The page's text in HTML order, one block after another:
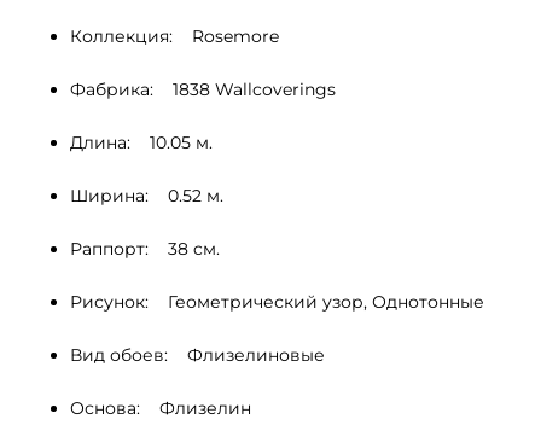
Коллекция:    Rosemore
Фабрика:    1838 Wallcoverings
Длина:    10.05 м.
Ширина:    0.52 м.
Раппорт:    38 cм.
Рисунок:    Геометрический узор, Однотонные
Вид обоев:    Флизелиновые
Основа:    Флизелин